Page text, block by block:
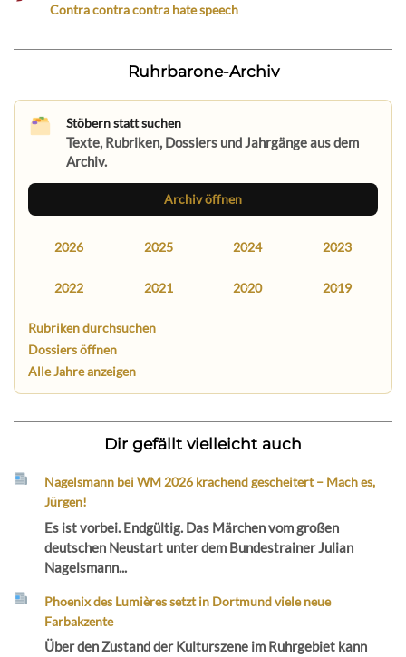
Contra contra contra hate speech
Ruhrbarone-Archiv
Stöbern statt suchen
Texte, Rubriken, Dossiers und Jahrgänge aus dem
Archiv.
Archiv öffnen
2026 2025 2024 2023
2022 2021 2020 2019
Rubriken durchsuchen
Dossiers öffnen
Alle Jahre anzeigen
Dir gefällt vielleicht auch
Nagelsmann bei WM 2026 krachend gescheitert – Mach es,
Jürgen!
Es ist vorbei. Endgültig. Das Märchen vom großen
deutschen Neustart unter dem Bundestrainer Julian
Nagelsmann...
Phoenix des Lumières setzt in Dortmund viele neue
Farbakzente
Über den Zustand der Kulturszene im Ruhrgebiet kann